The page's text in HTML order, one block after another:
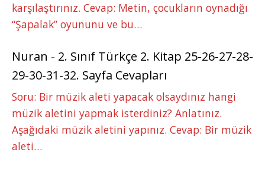
karşılaştırınız. Cevap: Metin, çocukların oynadığı
“Şapalak” oyununu ve bu…
Nuran - 2. Sınıf Türkçe 2. Kitap 25-26-27-28-
29-30-31-32. Sayfa Cevapları
Soru: Bir müzik aleti yapacak olsaydınız hangi
müzik aletini yapmak isterdiniz? Anlatınız.
Aşağıdaki müzik aletini yapınız. Cevap: Bir müzik
aleti…